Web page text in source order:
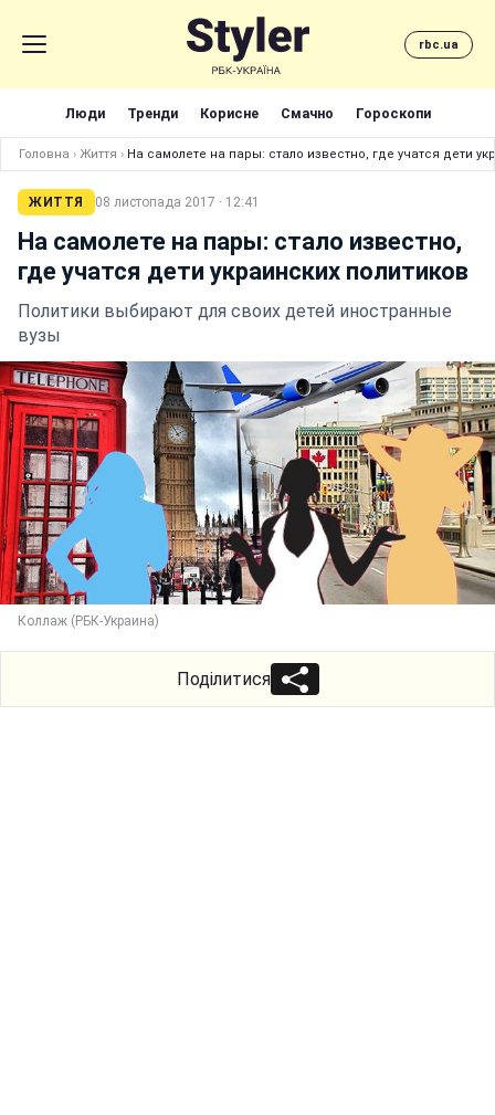
rbc.ua
Люди Тренди Корисне Смачно Гороскопи
Головна › Життя › На самолете на пары: стало известно, где учатся дети
ЖИТТЯ 08 листопада 2017 · 12:41
На самолете на пары: стало известно,
где учатся дети украинских политиков
Политики выбирают для своих детей иностранные
вузы
Коллаж (РБК-Украина)
Поділитися